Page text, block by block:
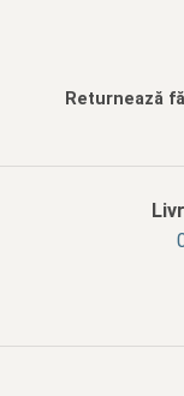
Returnează